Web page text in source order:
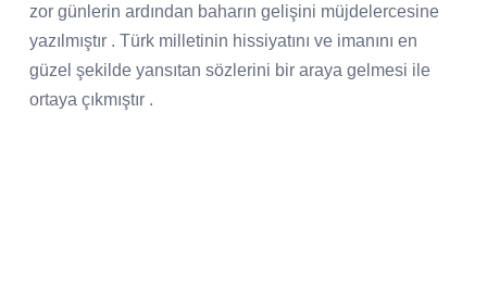
zor günlerin ardından baharın gelişini müjdelercesine
yazılmıştır . Türk milletinin hissiyatını ve imanını en
güzel şekilde yansıtan sözlerini bir araya gelmesi ile
ortaya çıkmıştır .